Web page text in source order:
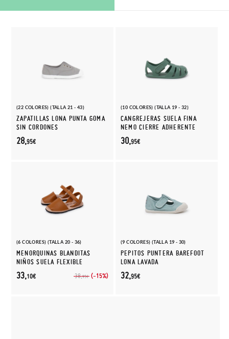
(22 COLORES) (TALLA 21 - 43)
ZAPATILLAS LONA PUNTA GOMA
SIN CORDONES
28,95€
(10 COLORES) (TALLA 19 - 32)
CANGREJERAS SUELA FINA
NEMO CIERRE ADHERENTE
30,95€
(6 COLORES) (TALLA 20 - 36)
MENORQUINAS BLANDITAS
NIÑOS SUELA FLEXIBLE
38,95€ (-15%)
33,10€
(9 COLORES) (TALLA 19 - 30)
PEPITOS PUNTERA BAREFOOT
LONA LAVADA
32,95€